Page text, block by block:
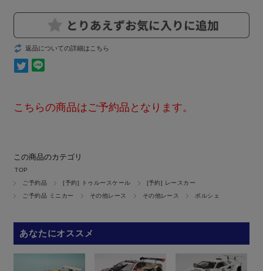
返品についての詳細はこちら
こちらの商品はご予約品となります。
この商品のカテゴリ
TOP
ご予約品
[予約] トゥルースケール
[予約] レースカー
ご予約品 ミニカー
その他レース その他レース ポルシェ
あなたにオススメ